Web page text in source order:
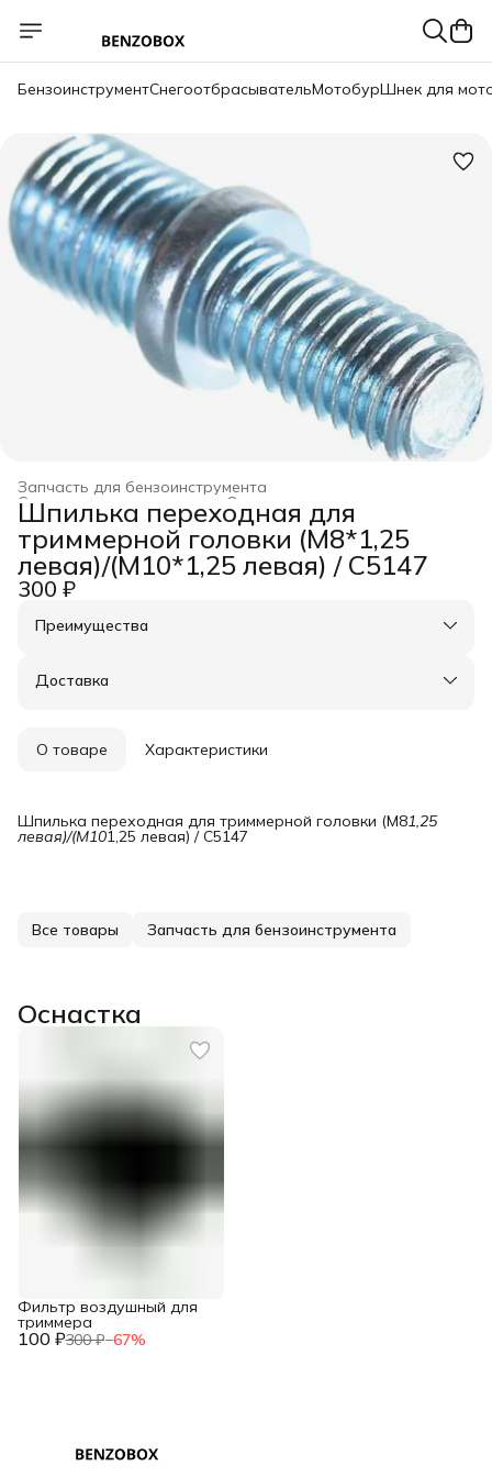
БензоинструментСнегоотбрасывательМотобурШнек для
Запчасть для бензоинструмента
Оснастка для инструмента
Строительство и ремонт
Главная ›
Шпилька переходная для
триммерной головки (М8*1,25
левая)/(M10*1,25 левая) / C5147
300 ₽
Преимущества
Оплата частями в Сплит
Удобный возврат
Доставка
О товаре Характеристики
Шпилька переходная для триммерной головки (М81,25
левая)/(M101,25 левая) / C5147
Все товары Запчасть для бензоинструмента
Оснастка
100 ₽300 ₽−67%
Фильтр воздушный для
триммера